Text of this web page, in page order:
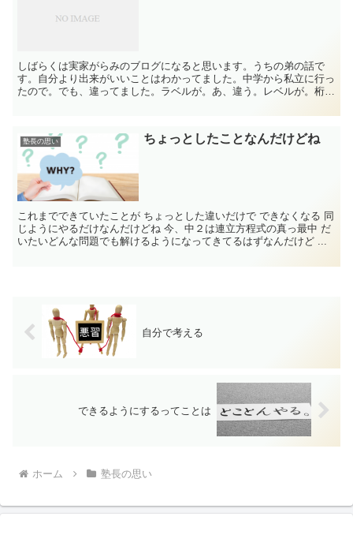
しばらくは実家がらみのブログになると思います。うちの弟の話で
す。自分より出来がいいことはわかってました。中学から私立に行っ
たので。でも、違ってました。ラベルが。あ、違う。レベルが。桁違
塾長の思い ちょっとしたことなんだけどね
これまでできていたことが ちょっとした違いだけで できなくなる 同
じようにやるだけなんだけどね 今、中２は連立方程式の真っ最中 だ
いたいどんな問題でも解けるようになってきてるはずなんだけど ...
自分で考える
できるようにするってことは
ホーム 塾長の思い